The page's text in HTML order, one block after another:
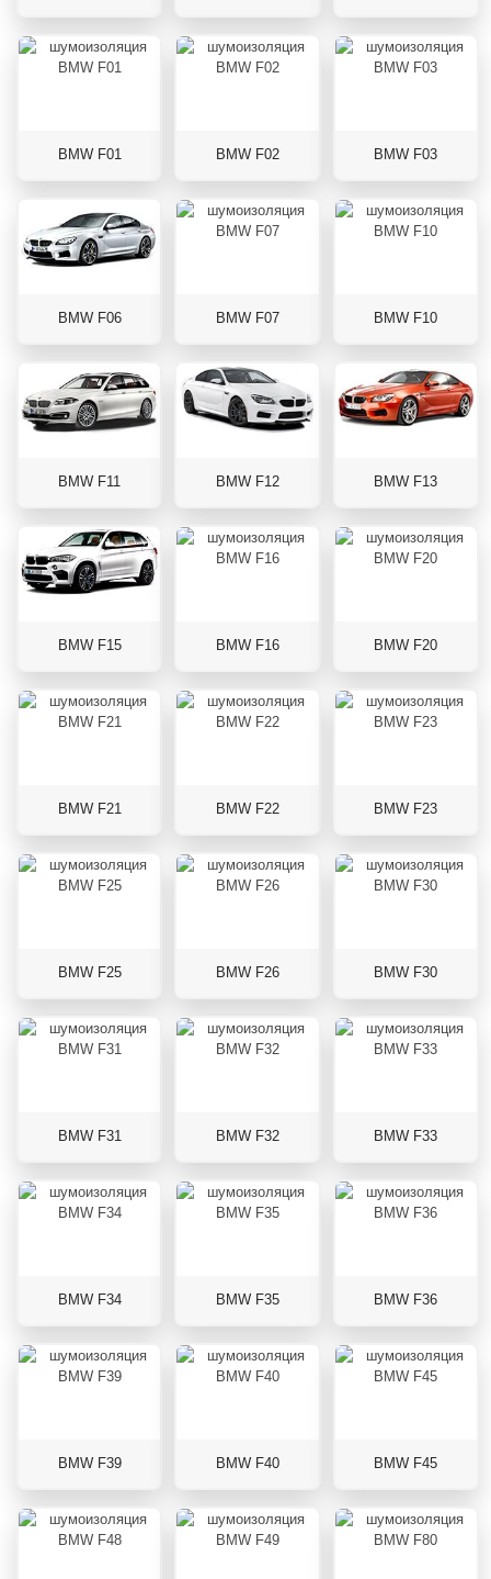
BMW F01 BMW F02 BMW F03
BMW F06 BMW F07 BMW F10
BMW F11 BMW F12 BMW F13
BMW F15 BMW F16 BMW F20
BMW F21 BMW F22 BMW F23
BMW F25 BMW F26 BMW F30
BMW F31 BMW F32 BMW F33
BMW F34 BMW F35 BMW F36
BMW F39 BMW F40 BMW F45